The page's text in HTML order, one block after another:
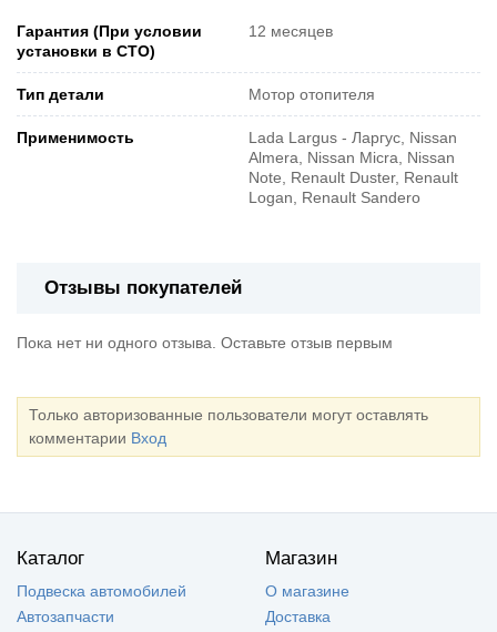
Гарантия (При условии
установки в СТО)
12 месяцев
Тип детали Мотор отопителя
Применимость
Lada Largus - Ларгус, Nissan
Almera, Nissan Micra, Nissan
Note, Renault Duster, Renault
Logan, Renault Sandero
Отзывы покупателей
Пока нет ни одного отзыва. Оставьте отзыв первым
Только авторизованные пользователи могут оставлять
комментарии Вход
Каталог
Подвеска автомобилей
Автозапчасти
Магазин
О магазине
Доставка